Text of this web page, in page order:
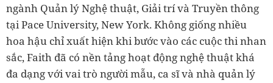
ngành Quản lý Nghệ thuật, Giải trí và Truyền thông
tại Pace University, New York. Không giống nhiều
hoa hậu chỉ xuất hiện khi bước vào các cuộc thi nhan
sắc, Faith đã có nền tảng hoạt động nghệ thuật khá
đa dạng với vai trò người mẫu, ca sĩ và nhà quản lý